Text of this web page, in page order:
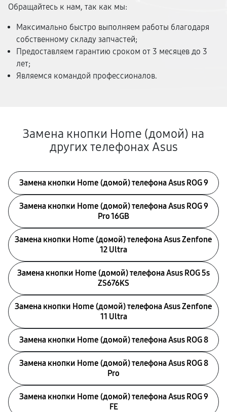
Обращайтесь к нам, так как мы:
Максимально быстро выполняем работы благодаря
собственному складу запчастей;
Предоставляем гарантию сроком от 3 месяцев до 3
лет;
Являемся командой профессионалов.
Замена кнопки Home (домой) на
других телефонах Asus
Замена кнопки Home (домой) телефона Asus ROG 9
Замена кнопки Home (домой) телефона Asus ROG 9
Pro 16GB
Замена кнопки Home (домой) телефона Asus Zenfone
12 Ultra
Замена кнопки Home (домой) телефона Asus ROG 5s
ZS676KS
Замена кнопки Home (домой) телефона Asus Zenfone
11 Ultra
Замена кнопки Home (домой) телефона Asus ROG 8
Замена кнопки Home (домой) телефона Asus ROG 8
Pro
Замена кнопки Home (домой) телефона Asus ROG 9
FE